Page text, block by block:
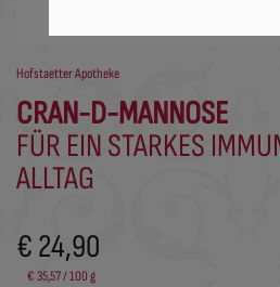
Hofstaetter Apotheke
CRAN-D-MANNOSE
FÜR EIN STARKES
ALLTAG
€ 24,90
€ 35,57/ 100 g